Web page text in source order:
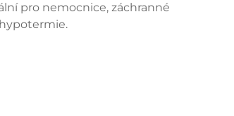
pro nemocnice, záchranné